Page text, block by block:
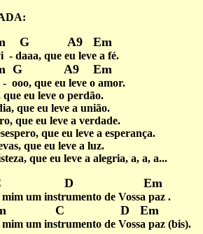
G A9 Em
daaa, que eu leve a fé.
G A9 Em
que eu leve o amor.
eu leve o perdão.
que eu leve a união.
que eu leve a verdade.
que eu leve a esperança.
que eu leve a luz.
que eu leve a alegria, a, a, a...
C D Em
um instrumento de Vossa paz .
C D Em
um instrumento de Vossa paz (bis).